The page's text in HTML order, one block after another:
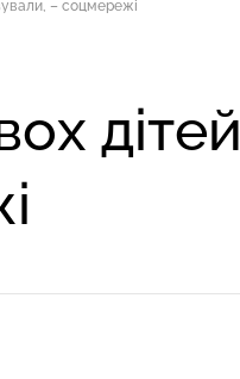
– соцмережі
дітей